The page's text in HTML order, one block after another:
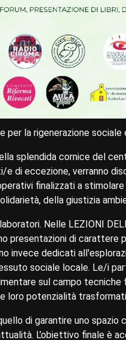
per la rigenerazione sociale
splendida cornice del
di eccezione, verranno
finalizzati a
della giustizia
Nelle LEZIONI
presentazioni di carattere
invece dedicati
sociale locale. Le/i
sul campo
loro potenzialità
di garantire uno spazio
L’obiettivo finale è